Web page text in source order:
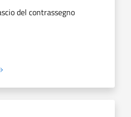
del contrassegno